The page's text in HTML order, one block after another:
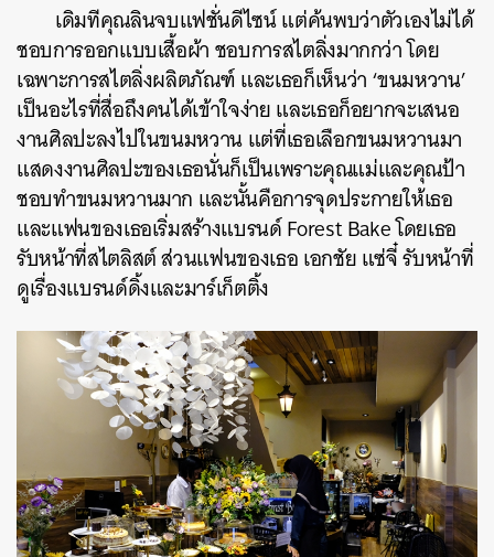
เดิมทีคุณลินจบแฟชั่นดีไซน์แต่ค้นพบว่าตัวเองไม่ได้
ชอบการออกแบบเสื้อผ้าชอบการสไตลิ่งมากกว่าโดย
เฉพาะการสไตลิ่งผลิตภัณฑ์และเธอก็เห็นว่า‘ขนมหวาน’
เป็นอะไรที่สื่อถึงคนได้เข้าใจง่ายและเธอก็อยากจะเสนอ
งานศิลปะลงไปในขนมหวานแต่ที่เธอเลือกขนมหวานมา
แสดงงานศิลปะของเธอนั่นก็เป็นเพราะคุณแม่และคุณป้า
ชอบทำขนมหวานมาก และนั้นคือการจุดประกายให้เธอ
และแฟนของเธอเริ่มสร้างแบรนด์Forest Bakeโดยเธอ
รับหน้าที่สไตลิสต์ส่วนแฟนของเธอเอกชัยแซ่จี๋รับหน้าที่
ดูเรื่องแบรนด์ดิ้งและมาร์เก็ตติ้ง